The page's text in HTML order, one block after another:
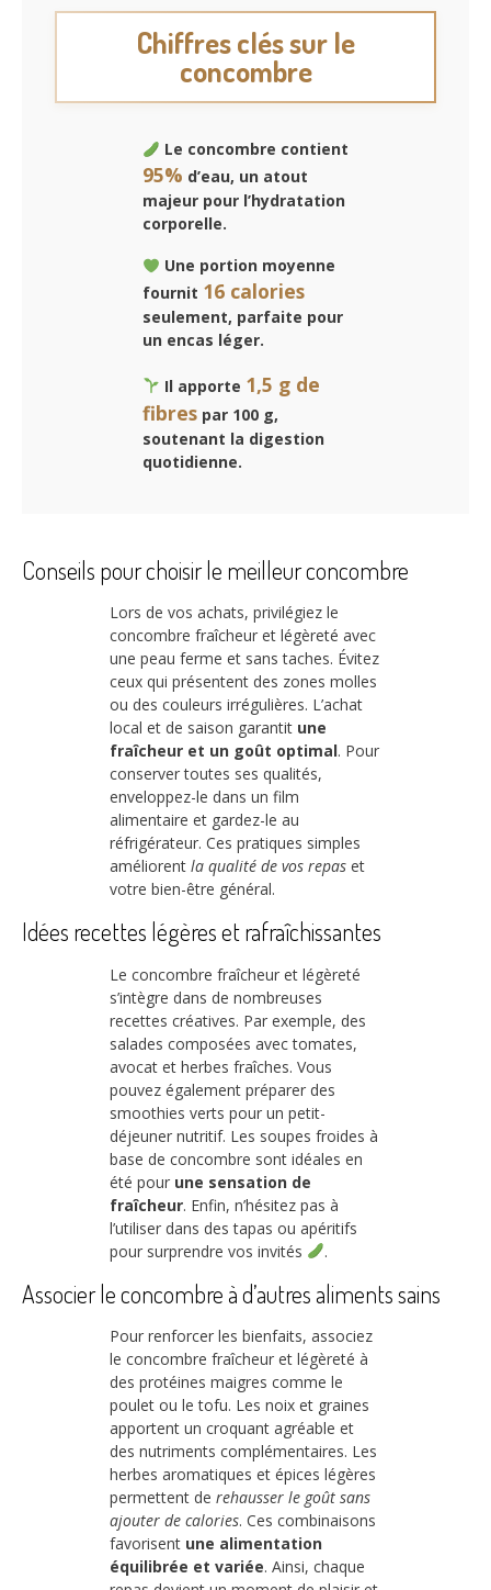
Chiffres clés sur le
concombre
Le concombre contient
95% d’eau, un atout
majeur pour l’hydratation
corporelle.
Une portion moyenne
fournit 16 calories
seulement, parfaite pour
un encas léger.
Il apporte 1,5 g de
fibres par 100 g,
soutenant la digestion
quotidienne.
Conseils pour choisir le meilleur concombre
Lors de vos achats, privilégiez le
concombre fraîcheur et légèreté avec
une peau ferme et sans taches. Évitez
ceux qui présentent des zones molles
ou des couleurs irrégulières. L’achat
local et de saison garantit une
fraîcheur et un goût optimal. Pour
conserver toutes ses qualités,
enveloppez-le dans un film
alimentaire et gardez-le au
réfrigérateur. Ces pratiques simples
améliorent la qualité de vos repas et
votre bien-être général.
Idées recettes légères et rafraîchissantes
Le concombre fraîcheur et légèreté
s’intègre dans de nombreuses
recettes créatives. Par exemple, des
salades composées avec tomates,
avocat et herbes fraîches. Vous
pouvez également préparer des
smoothies verts pour un petit-
déjeuner nutritif. Les soupes froides à
base de concombre sont idéales en
été pour une sensation de
fraîcheur. Enfin, n’hésitez pas à
l’utiliser dans des tapas ou apéritifs
pour surprendre vos invités
.
Associer le concombre à d’autres aliments sains
Pour renforcer les bienfaits, associez
le concombre fraîcheur et légèreté à
des protéines maigres comme le
poulet ou le tofu. Les noix et graines
apportent un croquant agréable et
des nutriments complémentaires. Les
herbes aromatiques et épices légères
permettent de rehausser le goût sans
ajouter de calories. Ces combinaisons
favorisent une alimentation
équilibrée et variée. Ainsi, chaque